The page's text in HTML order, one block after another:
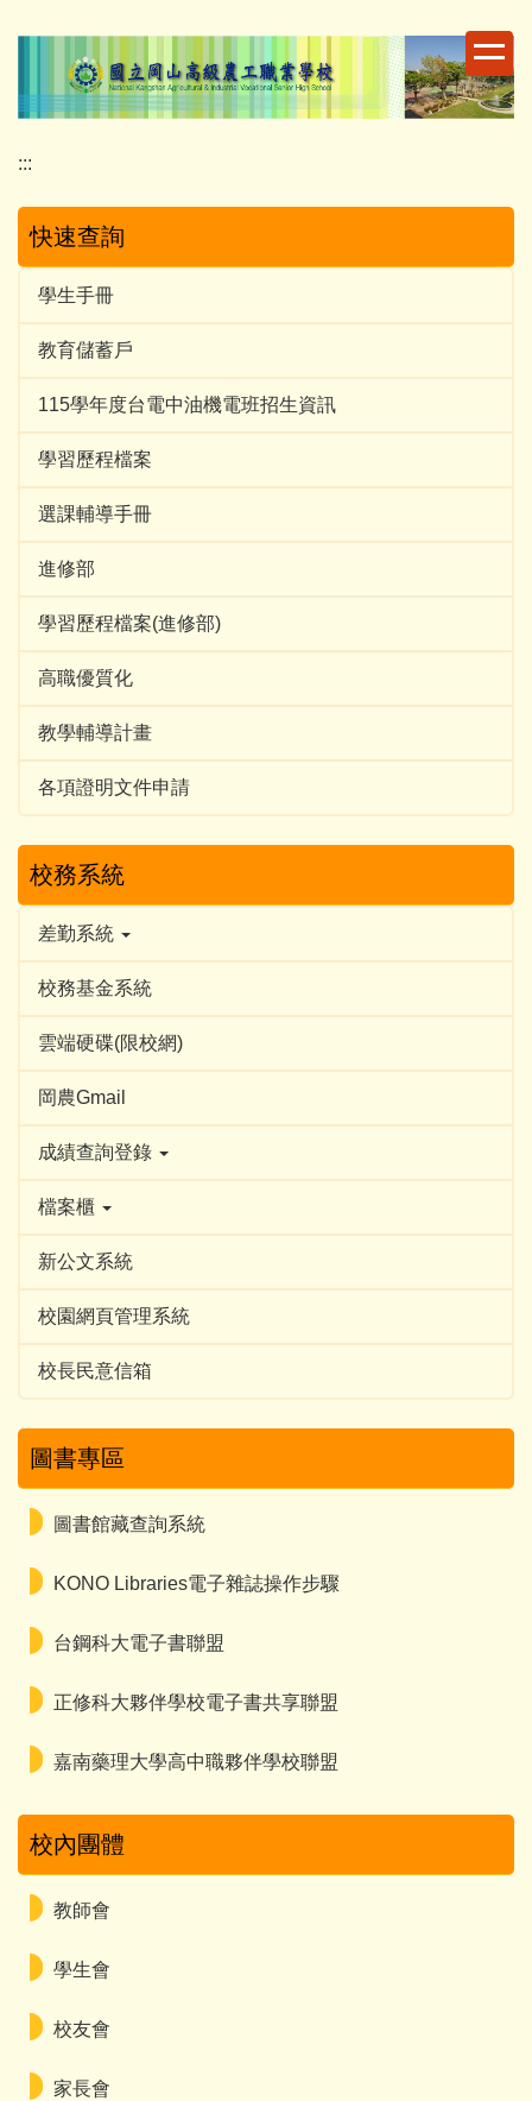
容
:::
快速查詢
學生手冊
教育儲蓄戶
115學年度台電中油機電班招生資訊
學習歷程檔案
選課輔導手冊
進修部
學習歷程檔案(進修部)
高職優質化
教學輔導計畫
各項證明文件申請
校務系統
差勤系統
校務基金系統
雲端硬碟(限校網)
岡農Gmail
成績查詢登錄
檔案櫃
新公文系統
校園網頁管理系統
校長民意信箱
圖書專區
圖書館藏查詢系統
KONO Libraries電子雜誌操作步驟
台鋼科大電子書聯盟
正修科大夥伴學校電子書共享聯盟
嘉南藥理大學高中職夥伴學校聯盟
校內團體
教師會
學生會
校友會
家長會